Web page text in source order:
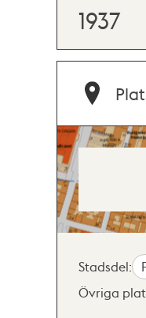
1937
Stadsdel:
Övriga